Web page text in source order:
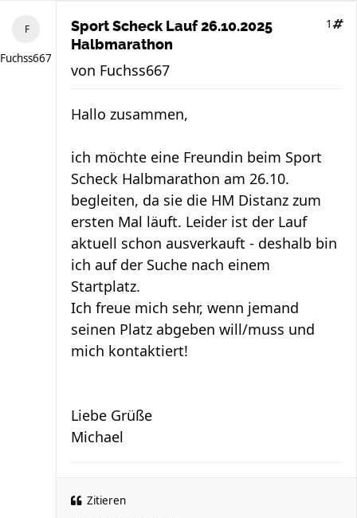
Fuchss667
Sport Scheck Lauf 26.10.2025
Halbmarathon
1
von Fuchss667
Hallo zusammen,
ich möchte eine Freundin beim Sport
Scheck Halbmarathon am 26.10.
begleiten, da sie die HM Distanz zum
ersten Mal läuft. Leider ist der Lauf
aktuell schon ausverkauft - deshalb bin
ich auf der Suche nach einem
Startplatz.
Ich freue mich sehr, wenn jemand
seinen Platz abgeben will/muss und
mich kontaktiert!
Liebe Grüße
Michael
Zitieren